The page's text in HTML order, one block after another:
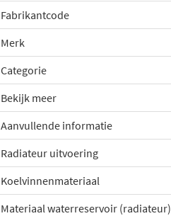
Fabrikantcode
Merk
Categorie
Bekijk meer
Aanvullende informatie
Radiateur uitvoering
Koelvinnenmateriaal
Materiaal waterreservoir (radiateur)